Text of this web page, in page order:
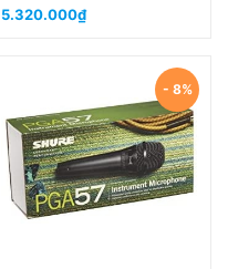
5.320.000₫
- 8%